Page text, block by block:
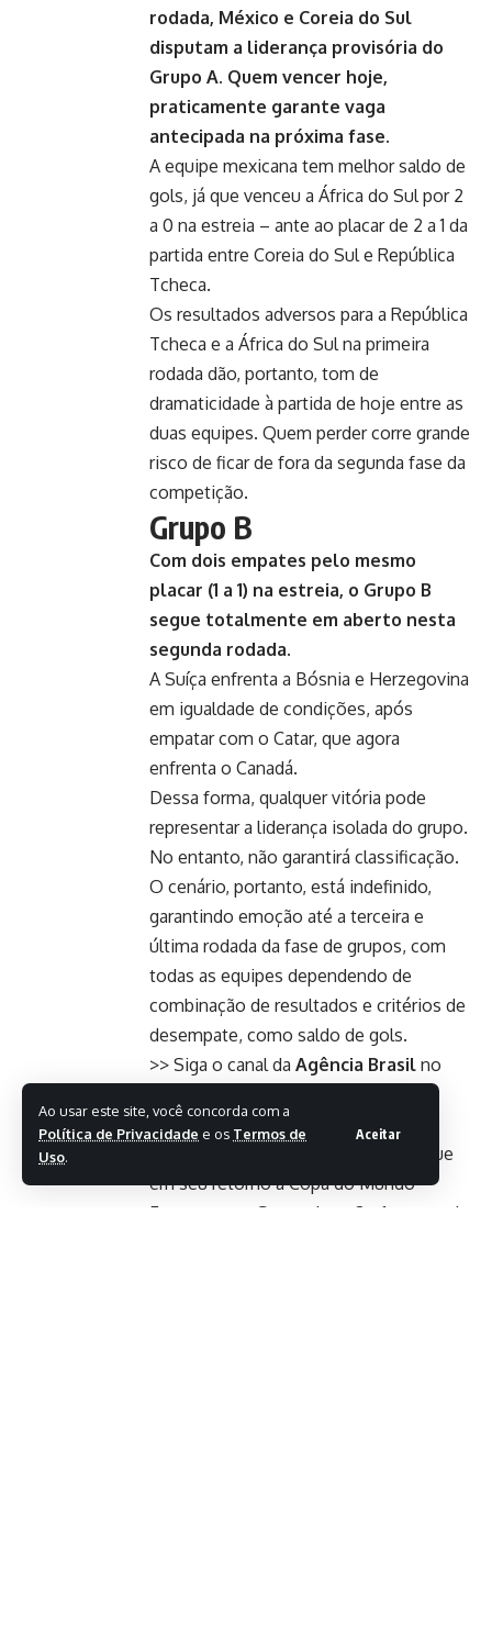
Ao usar este site, você concorda com a
Política de Privacidade e os Termos de
Uso.
Aceitar
rodada, México e Coreia do Sul
disputam a liderança provisória do
Grupo A. Quem vencer hoje,
praticamente garante vaga
antecipada na próxima fase.
A equipe mexicana tem melhor saldo de
gols, já que venceu a África do Sul por 2
a 0 na estreia – ante ao placar de 2 a 1 da
partida entre Coreia do Sul e República
Tcheca.
Os resultados adversos para a República
Tcheca e a África do Sul na primeira
rodada dão, portanto, tom de
dramaticidade à partida de hoje entre as
duas equipes. Quem perder corre grande
risco de ficar de fora da segunda fase da
competição.
Grupo B
Com dois empates pelo mesmo
placar (1 a 1) na estreia, o Grupo B
segue totalmente em aberto nesta
segunda rodada.
A Suíça enfrenta a Bósnia e Herzegovina
em igualdade de condições, após
empatar com o Catar, que agora
enfrenta o Canadá.
Dessa forma, qualquer vitória pode
representar a liderança isolada do grupo.
No entanto, não garantirá classificação.
O cenário, portanto, está indefinido,
garantindo emoção até a terceira e
última rodada da fase de grupos, com
todas as equipes dependendo de
combinação de resultados e critérios de
desempate, como saldo de gols.
>> Siga o canal da Agência Brasil no
Relacionadas
Haaland brilha e Noruega goleia Iraque
em seu retorno à Copa do Mundo
França vence Senegal por 3 a 1 na estreia